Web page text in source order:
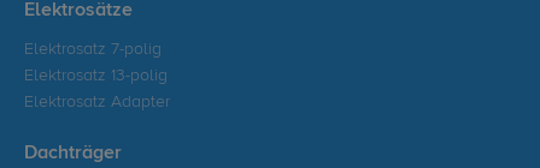
Elektrosätze
Elektrosatz 7-polig
Elektrosatz 13-polig
Elektrosatz Adapter
Dachträger